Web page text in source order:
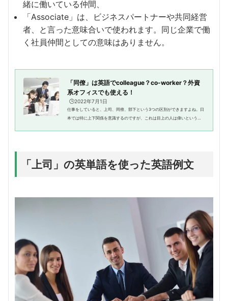
緒に働いている仲間、
「Associate」は、ビジネスパートナーや共同経営
者、と言った意味合いで使われます。同じ企業で働
く社員仲間としての意味はありません。
「同僚」は英語でcolleague？co-worker？外資
系オフィスでも使える！
🕒️2022年7月1日
仕事をしていると、上司、同僚、部下という3つの区別ができますよね。日
本では特に上下関係を意識するのですが、これは目上の人は偉いという文
「上司」の英単語を使った英語例文